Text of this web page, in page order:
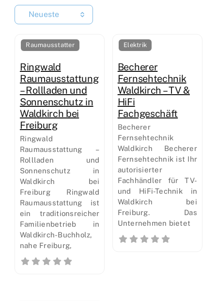
Neueste
Raumausstatter
Ringwald
Raumausstattung
– Rollladen und
Sonnenschutz in
Waldkirch bei
Freiburg
Ringwald
Raumausstattung –
Rollladen und
Sonnenschutz in
Waldkirch bei
Freiburg Ringwald
Raumausstattung ist
ein traditionsreicher
Familienbetrieb in
Waldkirch-Buchholz,
nahe Freiburg,
Elektrik
Becherer
Fernsehtechnik
Waldkirch – TV &
HiFi
Fachgeschäft
Becherer
Fernsehtechnik
Waldkirch Becherer
Fernsehtechnik ist Ihr
autorisierter
Fachhändler für TV-
und HiFi-Technik in
Waldkirch bei
Freiburg. Das
Unternehmen bietet